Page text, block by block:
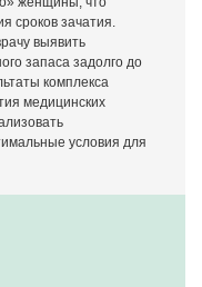
сроков зачатия.
выявить
запаса задолго до
комплекса
медицинских
условия для